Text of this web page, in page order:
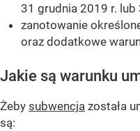
31 grudnia 2019 r. lub
zanotowanie
oraz dodatkowe
Jakie są warunku
Żeby subwencja została
są: